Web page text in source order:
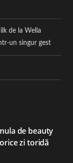
de la Wella
un singur gest
de beauty
zi toridă